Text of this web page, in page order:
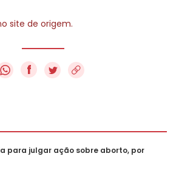
site de origem.
f
para julgar ação sobre aborto, por